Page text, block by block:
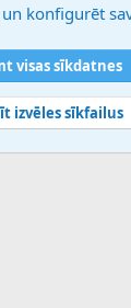
© 2010-2025
konfigurēt
visas sīkdatnes
izvēles sīkfailus